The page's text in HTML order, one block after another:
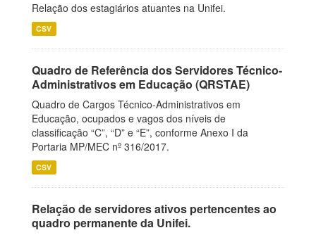
Relação dos estagiários atuantes na Unifei.
CSV
Quadro de Referência dos Servidores Técnico-
Administrativos em Educação (QRSTAE)
Quadro de Cargos Técnico-Administrativos em
Educação, ocupados e vagos dos níveis de
classificação “C”, “D” e “E”, conforme Anexo I da
Portaria MP/MEC nº 316/2017.
CSV
Relação de servidores ativos pertencentes ao
quadro permanente da Unifei.